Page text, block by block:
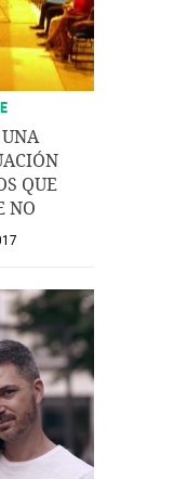
QUE
NO